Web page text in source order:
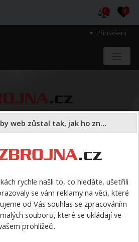
Přihlášení
0 0
životy, zdraví
Nastavení cookies: Aby web zůstal tak, jak ho znáte
rychle našli to, co hledáte, ušetřili
se vám reklamy na věci, které
od Vás souhlas se zpracováním
souborů, které se ukládají ve
prohlížeči.